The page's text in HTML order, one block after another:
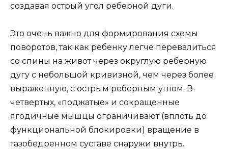
создавая острый угол реберной дуги.
Это очень важно для формирования схемы
поворотов, так как ребенку легче перевалиться
со спины на живот через округлую реберную
дугу с небольшой кривизной, чем через более
выраженную, с острым реберным углом. В-
четвертых, «поджатые» и сокращенные
ягодичные мышцы ограничивают (вплоть до
функциональной блокировки) вращение в
тазобедренном суставе снаружи внутрь.